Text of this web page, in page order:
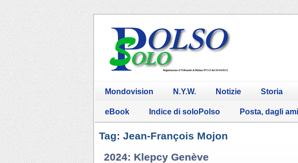
Mondovision N.Y.W. Notizie Storia
eBook Indice di soloPolso Posta, dagli
Tag: Jean-François Mojon
2024: Klepcy Genève